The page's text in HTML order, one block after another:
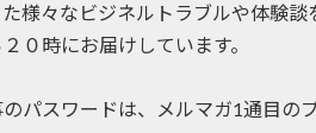
様々なビジネルトラブルや体験
０時にお届けしています。
のパスワードは、メルマガ1通目の